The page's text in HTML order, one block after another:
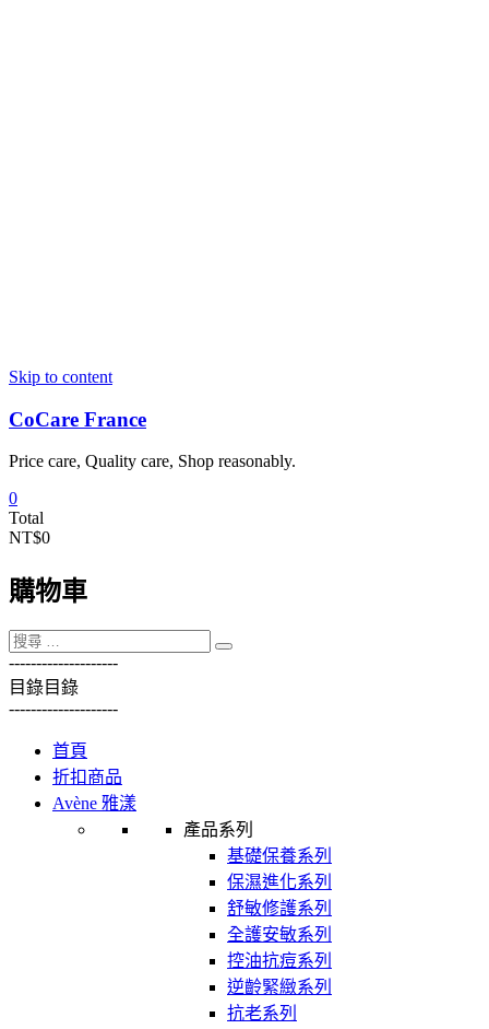
Skip to content
CoCare France
Price care, Quality care, Shop reasonably.
0
Total
NT$0
購物車
--------------------
目錄目錄
--------------------
首頁
折扣商品
Avène 雅漾
產品系列
基礎保養系列
保濕進化系列
舒敏修護系列
全護安敏系列
控油抗痘系列
逆齡緊緻系列
抗老系列